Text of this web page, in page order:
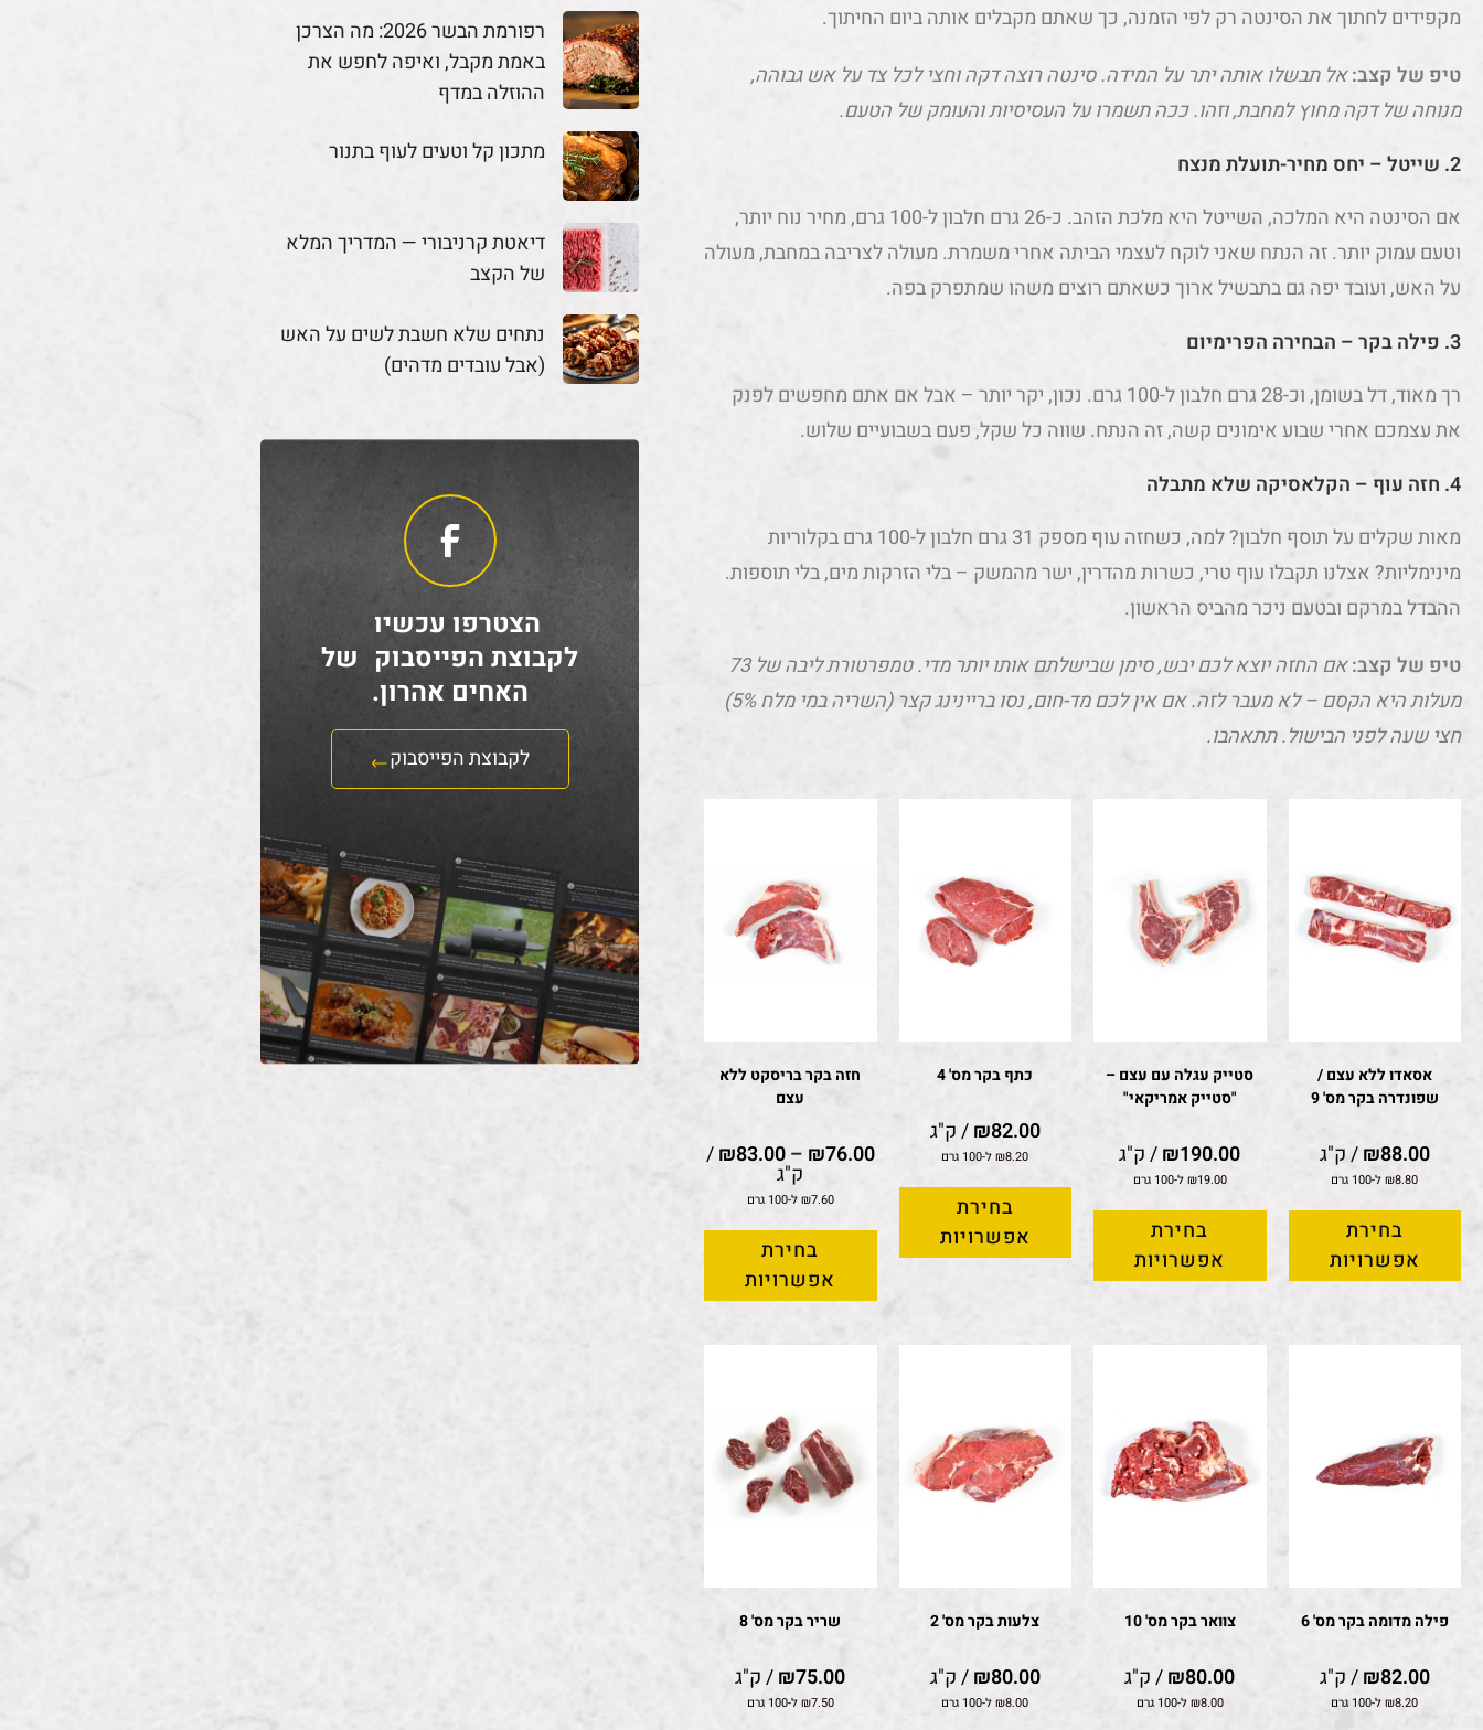
מקפידים לחתוך את הסינטה רק לפי הזמנה, כך שאתם מקבלים אותה ביום החיתוך.
טיפ של קצב:אל תבשלו אותה יתר על המידה. סינטה רוצה דקה וחצי לכל צד על אש גבוהה,
מנוחה של דקה מחוץ למחבת, וזהו. ככה תשמרו על העסיסיות והעומק של הטעם.
2. שייטל – יחס מחיר-תועלת מנצח
אם הסינטה היא המלכה, השייטל היא מלכת הזהב. כ-26 גרם חלבון ל-100 גרם, מחיר נוח יותר,
וטעם עמוק יותר. זה הנתח שאני לוקח לעצמי הביתה אחרי משמרת. מעולה לצריבה במחבת, מעולה
על האש, ועובד יפה גם בתבשיל ארוך כשאתם רוצים משהו שמתפרק בפה.
3. פילה בקר – הבחירה הפרימיום
רך מאוד, דל בשומן, וכ-28 גרם חלבון ל-100 גרם. נכון, יקר יותר – אבל אם אתם מחפשים לפנק
את עצמכם אחרי שבוע אימונים קשה, זה הנתח. שווה כל שקל, פעם בשבועיים שלוש.
4. חזה עוף – הקלאסיקה שלא מתבלה
מאות שקלים על תוסף חלבון? למה, כשחזה עוף מספק 31 גרם חלבון ל-100 גרם בקלוריות
מינימליות? אצלנו תקבלו עוף טרי, כשרות מהדרין, ישר מהמשק – בלי הזרקות מים, בלי תוספות.
ההבדל במרקם ובטעם ניכר מהביס הראשון.
טיפ של קצב:
אם החזה יוצא לכם יבש, סימן שבישלתם אותו יותר מדי. טמפרטורת ליבה של 73
מעלות היא הקסם – לא מעבר לזה. אם אין לכם מד-חום, נסו בריינינג קצר (השריה במי מלח 5%)
חצי שעה לפני הבישול. תתאהבו.
אסאדו ללא עצם /
שפונדרה בקר מס' 9
₪88.00 / ק"ג
₪8.80 ל-100 גרם
בחירת
אפשרויות
סטייק עגלה עם עצם –
"סטייק אמריקאי"
₪190.00 / ק"ג
₪19.00 ל-100 גרם
בחירת
אפשרויות
כתף בקר מס' 4
₪82.00 / ק"ג
₪8.20 ל-100 גרם
בחירת
אפשרויות
חזה בקר בריסקט ללא
עצם
₪76.00
–
₪83.00
/
ק"ג
₪7.60 ל-100 גרם
בחירת
אפשרויות
פילה מדומה בקר מס' 6
₪82.00 / ק"ג
₪8.20 ל-100 גרם
צוואר בקר מס' 10
₪80.00 / ק"ג
₪8.00 ל-100 גרם
צלעות בקר מס' 2
₪80.00 / ק"ג
₪8.00 ל-100 גרם
שריר בקר מס' 8
₪75.00 / ק"ג
₪7.50 ל-100 גרם
רפורמת הבשר 2026: מה הצרכן
באמת מקבל, ואיפה לחפש את
ההוזלה במדף
מתכון קל וטעים לעוף בתנור
דיאטת קרניבורי — המדריך המלא
של הקצב
נתחים שלא חשבת לשים על האש
(אבל עובדים מדהים)
הצטרפו עכשיו
לקבוצת הפייסבוק של
האחים אהרון.
לקבוצת הפייסבוק